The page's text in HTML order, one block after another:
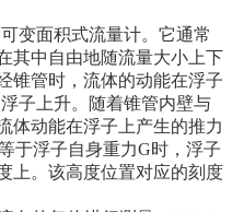
变面积式流量计。它通常
其中自由地随流量大小上下
锥管时，流体的动能在浮子
子上升。随着锥管内壁与
流体动能在浮子上产生的推力
于浮子自身重力G时，浮子
上。该高度位置对应的刻度